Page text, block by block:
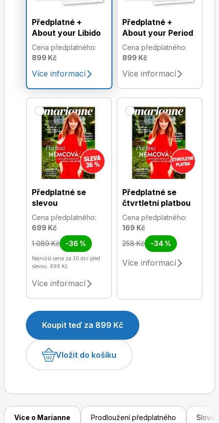
Předplatné +
About your Libido
Cena předplatného:
899 Kč
Více informací
Předplatné +
About your Period
Cena předplatného:
899 Kč
Více informací
Předplatné se
slevou
Cena předplatného:
699 Kč
1 089 Kč
-36 %
Nejnižší cena za 30 dní před
slevou: 699 Kč
Více informací
Předplatné se
čtvrtletní platbou
Cena předplatného:
169 Kč
258 Kč
-34 %
Více informací
Koupit teď za 899 Kč
Vložit do košíku
Více o Marianne Prodloužení předplatného